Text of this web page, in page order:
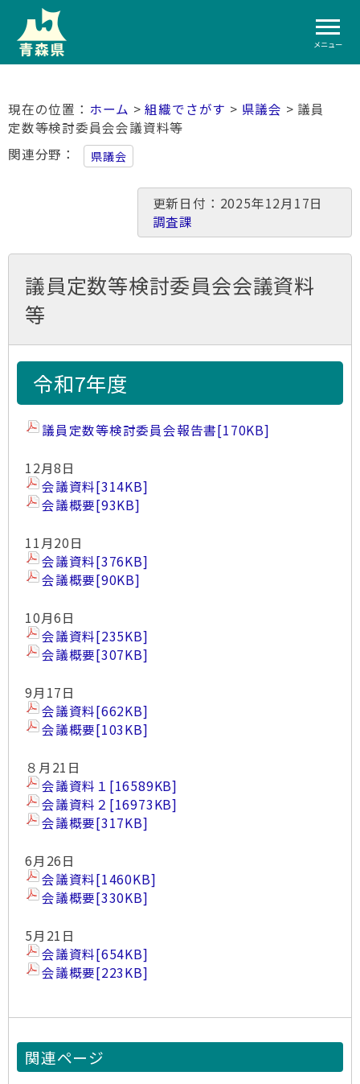
メニュー
ホーム >組織でさがす > 県議会 > 議員
定数等検討委員会会議資料等
関連分野
県議会
更新日付：2025年12月17日
調査課
議員定数等検討委員会会議資料
等
令和7年度
議員定数等検討委員会報告書[170KB]
12月8日
会議資料[314KB]
会議概要[93KB]
11月20日
会議資料[376KB]
会議概要[90KB]
10月6日
会議資料[235KB]
会議概要[307KB]
9月17日
会議資料[662KB]
会議概要[103KB]
８月21日
会議資料１ [16589KB]
会議資料２ [16973KB]
会議概要[317KB]
6月26日
会議資料[1460KB]
会議概要[330KB]
5月21日
会議資料[654KB]
会議概要[223KB]
関連ページ